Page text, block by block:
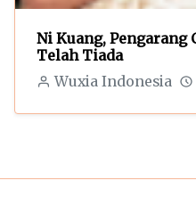
Ni Kuang,
Telah Tiada
Wuxia Indonesia